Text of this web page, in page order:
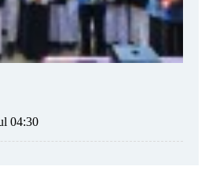
04:30